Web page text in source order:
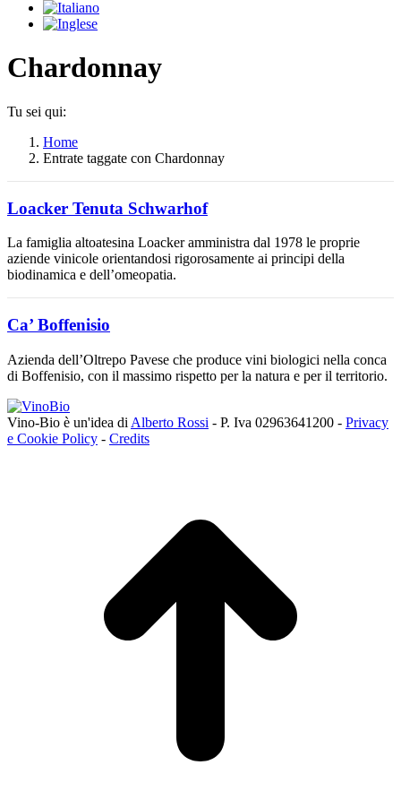
Chardonnay
Tu sei qui:
Home
Entrate taggate con Chardonnay
Loacker Tenuta Schwarhof
La famiglia altoatesina Loacker amministra dal 1978 le proprie
aziende vinicole orientandosi rigorosamente ai principi della
biodinamica e dell’omeopatia.
Ca’ Boffenisio
Azienda dell’Oltrepo Pavese che produce vini biologici nella conca
di Boffenisio, con il massimo rispetto per la natura e per il territorio.
Vino-Bio è un'idea di Alberto Rossi - P. Iva 02963641200 - Privacy
e Cookie Policy - Credits